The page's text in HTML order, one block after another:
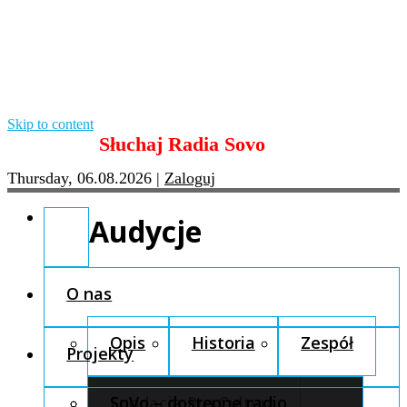
Skip to content
Słuchaj Radia Sovo
Thursday, 06.08.2026 | Zaloguj
O nas
Opis Historia Zespół
Fundacja Pro Cultura
Projekty
SoVo – dostępne radio
Audycje